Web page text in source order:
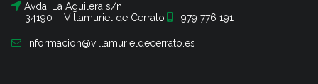
Avda. La Aguilera s/n
34190 – Villamuriel de Cerrato
979 776 191
informacion@villamurieldecerrato.es